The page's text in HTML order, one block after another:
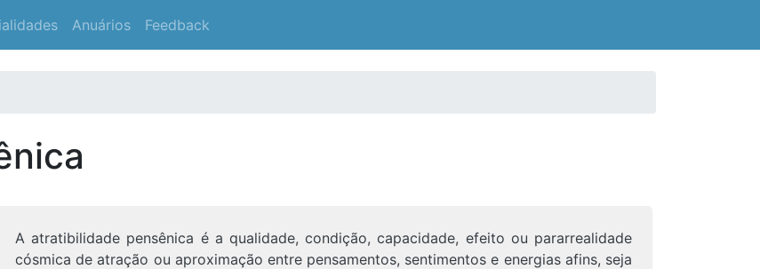
Anuários Feedback
A atratibilidade pensênica é a qualidade, condição, capacidade, efeito ou pararrealidade
cósmica de atração ou aproximação entre pensamentos, sentimentos e energias afins, seja